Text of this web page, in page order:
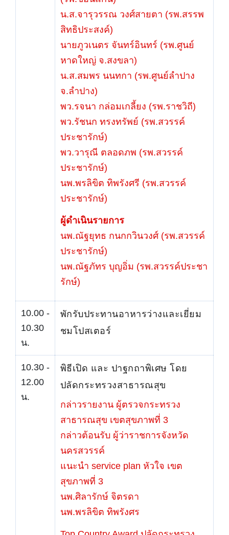
น.ส.จารุวรรณ วงศ์สายตา (รพ.สรรพ
สิทธิประสงค์)
นายภูวเนตร จันทร์อินทร์ (รพ.ศูนย์
หาดใหญ่ จ.สงขลา)
น.ส.สมพร นนทกา (รพ.ศูนย์ลำปาง
จ.ลำปาง)
พว.รจนา กล่อมเกลี้ยง (รพ.ราชวิถี)
พว.รัชนก ทรงทรัพย์ (รพ.สวรรค์
ประชารักษ์)
พว.วารุณี ตลอดภพ (รพ.สวรรค์
ประชารักษ์)
นพ.พรลิขิต ทิพรังศรี (รพ.สวรรค์
ประชารักษ์)
ผู้ดำเนินรายการ
นพ.ณัฐยุทธ กนกกวินวงศ์ (รพ.สวรรค์
ประชารักษ์)
นพ.ณัฐภัทร บุญอิ่ม (รพ.สวรรค์ประชา
รักษ์)
10.00 -
10.30
น.
พักรับประทานอาหารว่างและเยี่ยม
ชมโปสเตอร์
10.30 -
12.00
น.
พิธีเปิด และ ปาฐกถาพิเศษ โดย
ปลัดกระทรวงสาธารณสุข
กล่าวรายงาน ผู้ตรวจกระทรวง
สาธารณสุข เขตสุขภาพที่ 3
กล่าวต้อนรับ ผู้ว่าราชการจังหวัด
นครสวรรค์
แนะนำ service plan หัวใจ เขต
สุขภาพที่ 3
นพ.ศิลารักษ์ จิตรดา
นพ.พรลิขิต ทิพรังศร